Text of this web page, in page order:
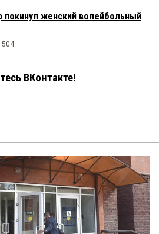
покинул женский волейбольный
504
ВКонтакте!